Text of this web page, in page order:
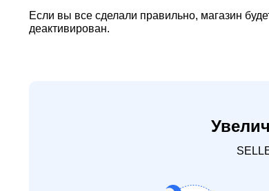
Если вы все сделали правильно, магазин
деактивирован.